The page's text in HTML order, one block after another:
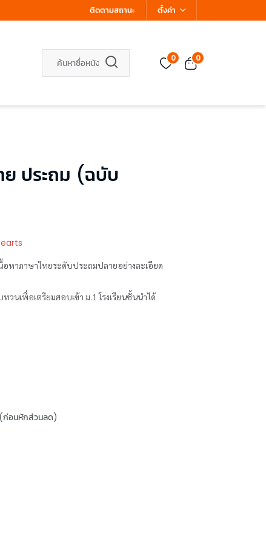
ติดตามสถานะ ตั้งค่า
0 0
ย ประถม (ฉบับ
หาภาษาไทยระดับประถมปลายอย่างละเอียด
วนเพื่อเตรียมสอบเข้า ม.1 โรงเรียนชั้นนำได้
(ก่อนหักส่วนลด)